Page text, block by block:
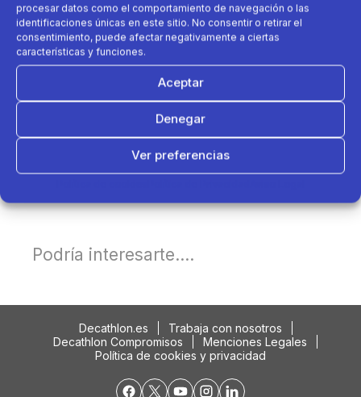
procesar datos como el comportamiento de navegación o las
identificaciones únicas en este sitio. No consentir o retirar el
consentimiento, puede afectar negativamente a ciertas
características y funciones.
Aceptar
Denegar
Ver preferencias
Podría interesarte....
Decathlon.es
Trabaja con nosotros
Decathlon Compromisos
Menciones Legales
Política de cookies y privacidad